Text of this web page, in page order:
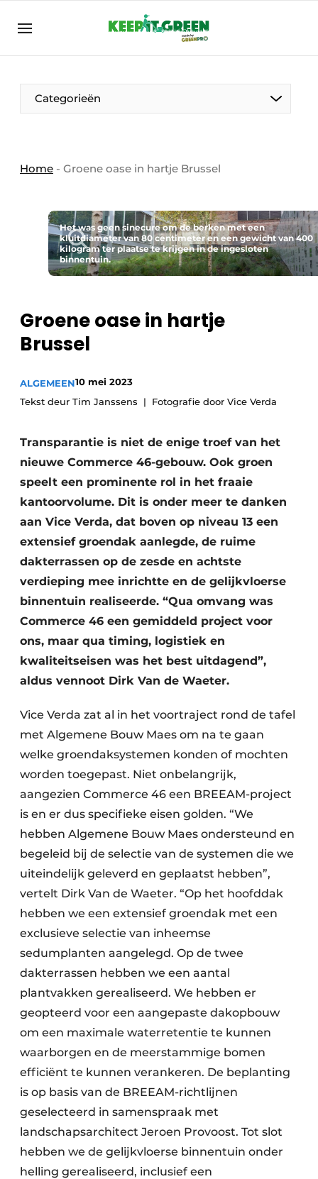
NL ENG FR
Categorieën
Home - Groene oase in hartje Brussel
Het was geen sinecure om de berken met een
kluitdiameter van 80 centimeter en een gewicht van 400
kilogram ter plaatse te krijgen in de ingesloten
binnentuin.
Groene oase in hartje
Brussel
ALGEMEEN10 mei 2023
Tekst deur Tim Janssens
Fotografie door Vice Verda
Transparantie is niet de enige troef van het
nieuwe Commerce 46-gebouw. Ook groen
speelt een prominente rol in het fraaie
kantoorvolume. Dit is onder meer te danken
aan Vice Verda, dat boven op niveau 13 een
extensief groendak aanlegde, de ruime
dakterrassen op de zesde en achtste
verdieping mee inrichtte en de gelijkvloerse
binnentuin realiseerde. “Qua omvang was
Commerce 46 een gemiddeld project voor
ons, maar qua timing, logistiek en
kwaliteitseisen was het best uitdagend”,
aldus vennoot Dirk Van de Waeter.
Vice Verda zat al in het voortraject rond de tafel
met Algemene Bouw Maes om na te gaan
welke groendaksystemen konden of mochten
worden toegepast. Niet onbelangrijk,
aangezien Commerce 46 een BREEAM-project
is en er dus specifieke eisen golden. “We
hebben Algemene Bouw Maes ondersteund en
begeleid bij de selectie van de systemen die we
uiteindelijk geleverd en geplaatst hebben”,
vertelt Dirk Van de Waeter. “Op het hoofddak
hebben we een extensief groendak met een
exclusieve selectie van inheemse
sedumplanten aangelegd. Op de twee
dakterrassen hebben we een aantal
plantvakken gerealiseerd. We hebben er
geopteerd voor een aangepaste dakopbouw
om een maximale waterretentie te kunnen
waarborgen en de meerstammige bomen
efficiënt te kunnen verankeren. De beplanting
is op basis van de BREEAM-richtlijnen
geselecteerd in samenspraak met
landschapsarchitect Jeroen Provoost. Tot slot
hebben we de gelijkvloerse binnentuin onder
helling gerealiseerd, inclusief een